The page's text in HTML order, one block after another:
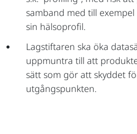
samband med till
sin hälsoprofil.
Lagstiftaren ska öka
uppmuntra till att
sätt som gör att skyddet
utgångspunkten.